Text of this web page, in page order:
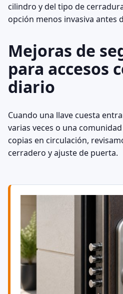
cilindro y del tipo de
opción menos invasiva antes
Mejoras de
para accesos
diario
Cuando una llave cuesta
varias veces o una
copias en circulación,
cerradero y ajuste de puerta.